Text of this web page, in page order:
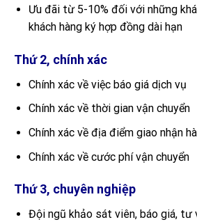
Ưu đãi từ 5-10% đối với những
khách hàng ký hợp đồng dài hạn
Thứ 2, chính xác
Chính xác về việc báo giá dịch vụ
Chính xác về thời gian vận chuyển
Chính xác về địa điểm giao nhận
Chính xác về cước phí vận chuyển
Thứ 3, chuyên nghiệp
Đội ngũ khảo sát viên, báo giá, tư